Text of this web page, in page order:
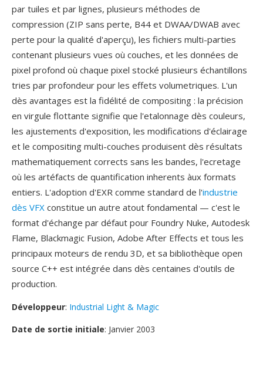
par tuiles et par lignes, plusieurs méthodes de
compression (ZIP sans perte, B44 et DWAA/DWAB avec
perte pour la qualité d'aperçu), les fichiers multi-parties
contenant plusieurs vues où couches, et les données de
pixel profond où chaque pixel stocké plusieurs échantillons
tries par profondeur pour les effets volumetriques. L'un
dès avantages est la fidélité de compositing : la précision
en virgule flottante signifie que l'etalonnage dès couleurs,
les ajustements d'exposition, les modifications d'éclairage
et le compositing multi-couches produisent dès résultats
mathematiquement corrects sans les bandes, l'ecretage
où les artéfacts de quantification inherents àux formats
entiers. L'adoption d'EXR comme standard de l'industrie
dès VFX constitue un autre atout fondamental — c'est le
format d'échange par défaut pour Foundry Nuke, Autodesk
Flame, Blackmagic Fusion, Adobe After Effects et tous les
principaux moteurs de rendu 3D, et sa bibliothèque open
source C++ est intégrée dans dès centaines d'outils de
production.
Développeur: Industrial Light & Magic
Date de sortie initiale: Janvier 2003